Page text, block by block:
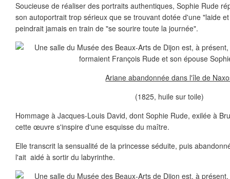
Soucieuse de réaliser des portraits authentiques, Sophie Rude
son autoportrait trop sérieux que se trouvant dotée d'une "laide
peindrait jamais en train de "se sourire toute la journée".
Ariane abandonnée dans l'île de
(1825, huile sur toile)
Hommage à Jacques-Louis David, dont Sophie Rude, exilée à
cette œuvre s'inspire d'une esquisse du maître.
Elle transcrit la sensualité de la princesse séduite, puis
l'ait aidé à sortir du labyrinthe.